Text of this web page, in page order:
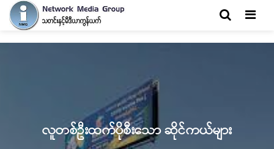
လူတစ်ဦးထက်ပိုစီးသော ဆိုင်ကယ်များ